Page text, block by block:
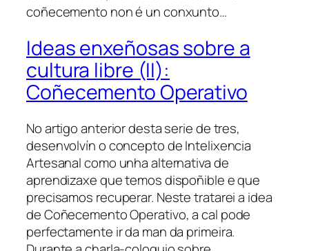
coñecemento non é un conxunto…
Ideas enxeñosas sobre a
cultura libre (II):
Coñecemento Operativo
No artigo anterior desta serie de tres,
desenvolvín o concepto de Intelixencia
Artesanal como unha alternativa de
aprendizaxe que temos dispoñible e que
precisamos recuperar. Neste tratarei a idea
de Coñecemento Operativo, a cal pode
perfectamente ir da man da primeira.